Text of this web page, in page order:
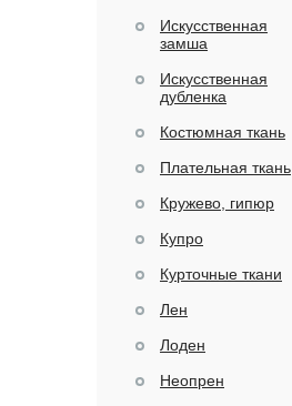
Искусственная
замша
Искусственная
дубленка
Костюмная ткань
Плательная ткань
Кружево, гипюр
Купро
Курточные ткани
Лен
Лоден
Неопрен